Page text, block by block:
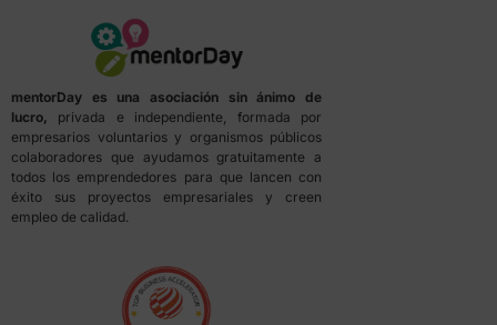
mentorDay es una asociación sin ánimo de
lucro, privada e independiente, formada por
empresarios voluntarios y organismos públicos
colaboradores que ayudamos gratuitamente a
todos los emprendedores para que lancen con
éxito sus proyectos empresariales y creen
empleo de calidad.